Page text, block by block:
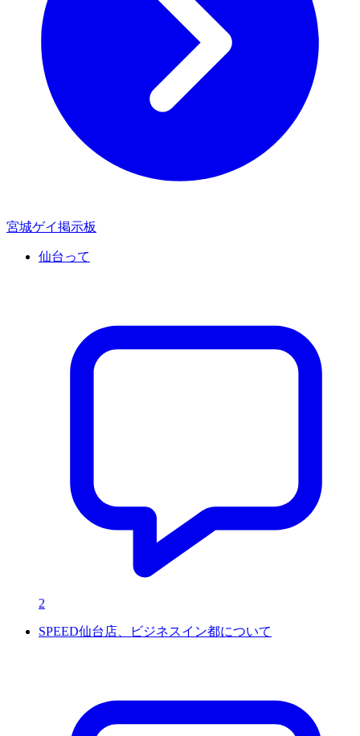
宮城ゲイ掲示板
仙台って
2
SPEED仙台店、ビジネスイン都について